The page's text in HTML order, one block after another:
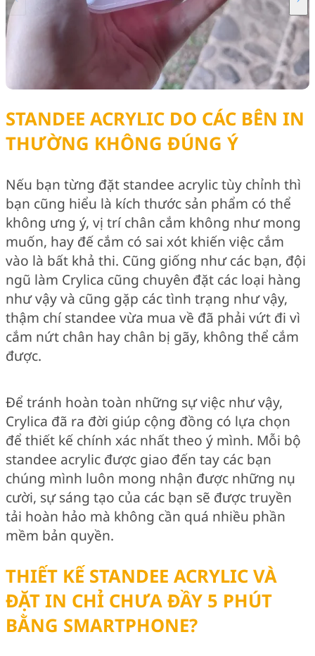
STANDEE ACRYLIC DO CÁC BÊN IN
THƯỜNG KHÔNG ĐÚNG Ý
Nếu bạn từng đặt standee acrylic tùy chỉnh thì
bạn cũng hiểu là kích thước sản phẩm có thể
không ưng ý, vị trí chân cắm không như mong
muốn, hay đế cắm có sai xót khiến việc cắm
vào là bất khả thi. Cũng giống như các bạn, đội
ngũ làm Crylica cũng chuyên đặt các loại hàng
như vậy và cũng gặp các tình trạng như vậy,
thậm chí standee vừa mua về đã phải vứt đi vì
cắm nứt chân hay chân bị gãy, không thể cắm
được.
Để tránh hoàn toàn những sự việc như vậy,
Crylica đã ra đời giúp cộng đồng có lựa chọn
để thiết kế chính xác nhất theo ý mình. Mỗi bộ
standee acrylic được giao đến tay các bạn
chúng mình luôn mong nhận được những nụ
cười, sự sáng tạo của các bạn sẽ được truyền
tải hoàn hảo mà không cần quá nhiều phần
mềm bản quyền.
THIẾT KẾ STANDEE ACRYLIC VÀ
ĐẶT IN CHỈ CHƯA ĐẦY 5 PHÚT
BẰNG SMARTPHONE?